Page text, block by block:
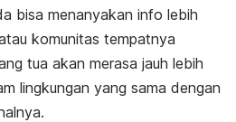
bisa menanyakan info lebih
komunitas tempatnya
tua akan merasa jauh lebih
lingkungan yang sama dengan